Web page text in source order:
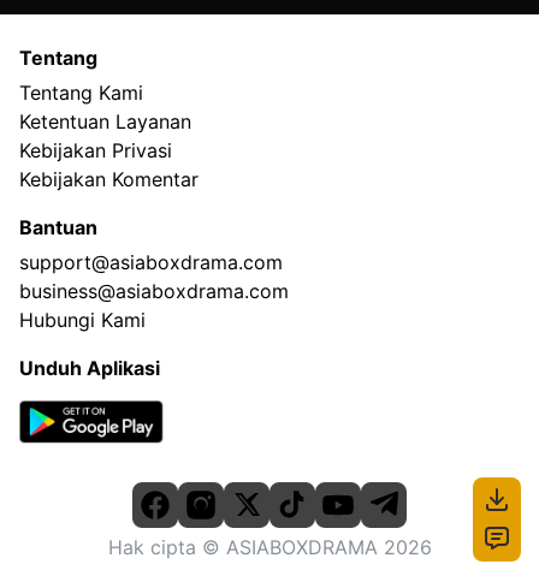
Tentang
Tentang Kami
Ketentuan Layanan
Kebijakan Privasi
Kebijakan Komentar
Bantuan
support@asiaboxdrama.com
business@asiaboxdrama.com
Hubungi Kami
Unduh Aplikasi
Hak cipta © ASIABOXDRAMA 2026